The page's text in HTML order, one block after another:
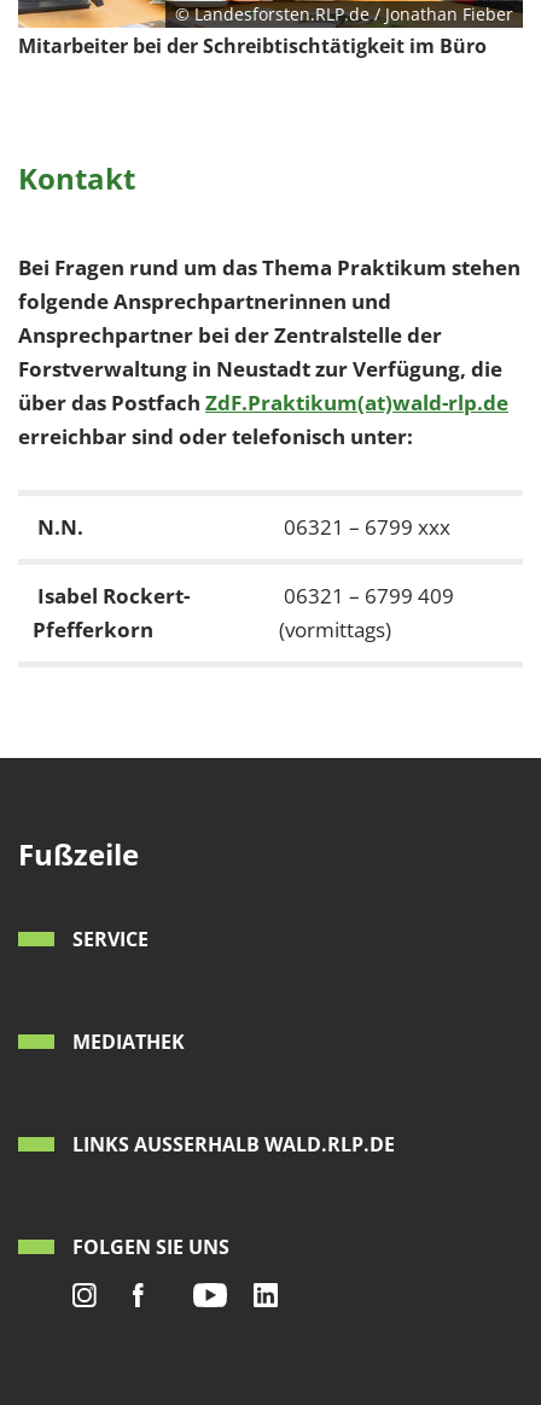
© Landesforsten.RLP.de / Jonathan Fieber
Mitarbeiter bei der Schreibtischtätigkeit im Büro
Kontakt
Bei Fragen rund um das Thema Praktikum stehen
folgende Ansprechpartnerinnen und
Ansprechpartner bei der Zentralstelle der
Forstverwaltung in Neustadt zur Verfügung, die
über das Postfach ZdF.Praktikum(at)wald-rlp.de
erreichbar sind oder telefonisch unter:
N.N. 06321 – 6799 xxx
Isabel Rockert-
Pfefferkorn
06321 – 6799 409
(vormittags)
Fußzeile
SERVICE
MEDIATHEK
LINKS AUSSERHALB WALD.RLP.DE
FOLGEN SIE UNS